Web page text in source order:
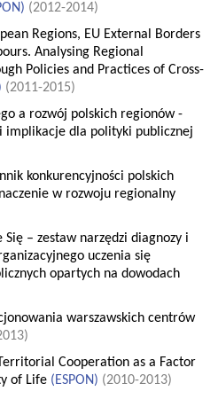
) (2012-2014)
Regions, EU External Borders
Analysing Regional
Policies and Practices of Cross-
(2011-2015)
a rozwój polskich regionów -
implikacje dla polityki publicznej
konkurencyjności polskich
w rozwoju regionalny
– zestaw narzędzi diagnozy i
uczenia się
opartych na dowodach
warszawskich centrów
Cooperation as a Factor
of Life (ESPON) (2010-2013)